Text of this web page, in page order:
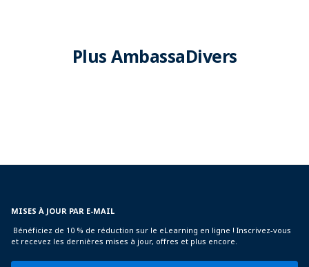
Plus AmbassaDivers
MISES À JOUR PAR E-MAIL
Bénéficiez de 10 % de réduction sur le eLearning en ligne ! Inscrivez-vous
et recevez les dernières mises à jour, offres et plus encore.